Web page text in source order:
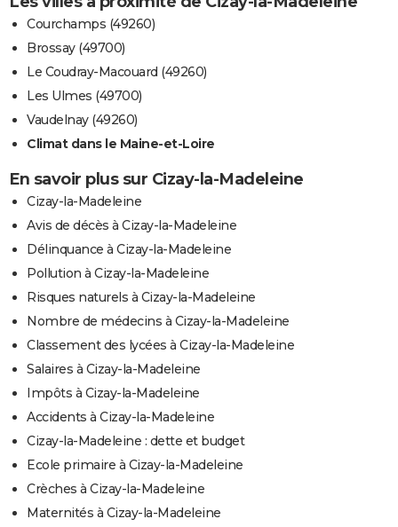
Courchamps (49260)
Brossay (49700)
Le Coudray-Macouard (49260)
Les Ulmes (49700)
Vaudelnay (49260)
Climat dans le Maine-et-Loire
En savoir plus sur Cizay-la-Madeleine
Cizay-la-Madeleine
Avis de décès à Cizay-la-Madeleine
Délinquance à Cizay-la-Madeleine
Pollution à Cizay-la-Madeleine
Risques naturels à Cizay-la-Madeleine
Nombre de médecins à Cizay-la-Madeleine
Classement des lycées à Cizay-la-Madeleine
Salaires à Cizay-la-Madeleine
Impôts à Cizay-la-Madeleine
Accidents à Cizay-la-Madeleine
Cizay-la-Madeleine : dette et budget
Ecole primaire à Cizay-la-Madeleine
Crèches à Cizay-la-Madeleine
Maternités à Cizay-la-Madeleine